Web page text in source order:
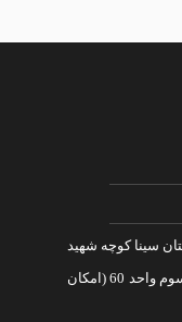
سینا کوچه شهید
میرزایی پلاک 30 پاساژ محسن طبقه سوم واحد 60 (امکان